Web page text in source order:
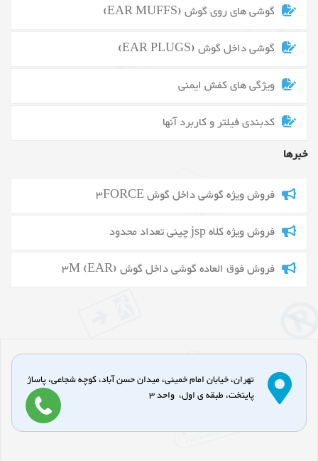
گوشی های روی گوش (EAR MUFFS)
گوشی داخل گوش (EAR PLUGS)
ویژگی های کفش ایمنی
کدبندی فیلتر و کاربرد آنها
خبرها
فروش ویژه گوشی داخل گوش 3FORCE
فروش ویژه کلاه jsp چینی تعداد محدود
فروش فوق العاده گوشی داخل گوش 3M (EAR)
تهران، خیابان امام خمینی، میدان حسن آباد، کوچه شجاعی، پاساژ
پایتخت، طبقه ی اول، واحد 3